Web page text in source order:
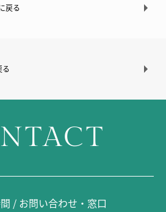
戻る
る
/ お問い合わせ・窓口